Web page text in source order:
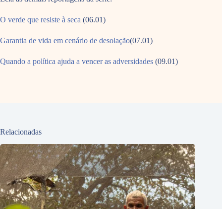
O verde que resiste à seca (06.01)
Garantia de vida em cenário de desolação(07.01)
Quando a política ajuda a vencer as adversidades (09.01)
Relacionadas